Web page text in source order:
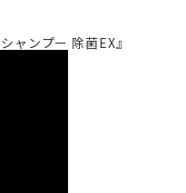
ンプー 除菌EX』